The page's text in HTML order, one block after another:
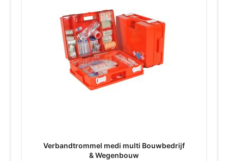
Verbandtrommel medi multi Bouwbedrijf
& Wegenbouw